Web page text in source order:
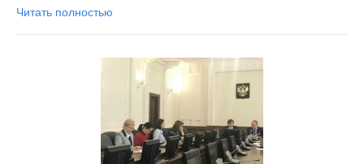
Читать полностью